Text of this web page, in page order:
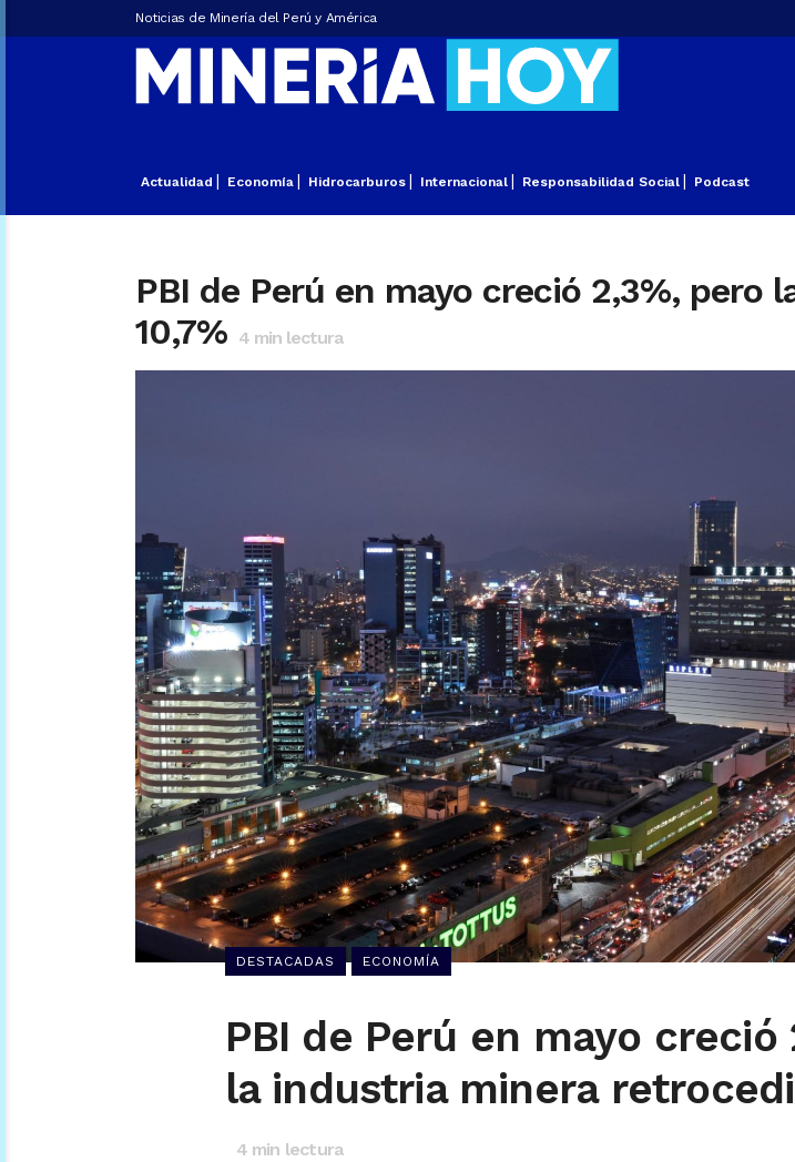
Noticias de Minería del Perú y América
Actualidad Economía Hidrocarburos Internacional Responsabilidad Social Podcast
PBI de Perú en mayo creció 2,3%,
10,7% 4 min lectura
DESTACADAS ECONOMÍA
PBI de Perú en mayo creció
la industria minera
4min lectura